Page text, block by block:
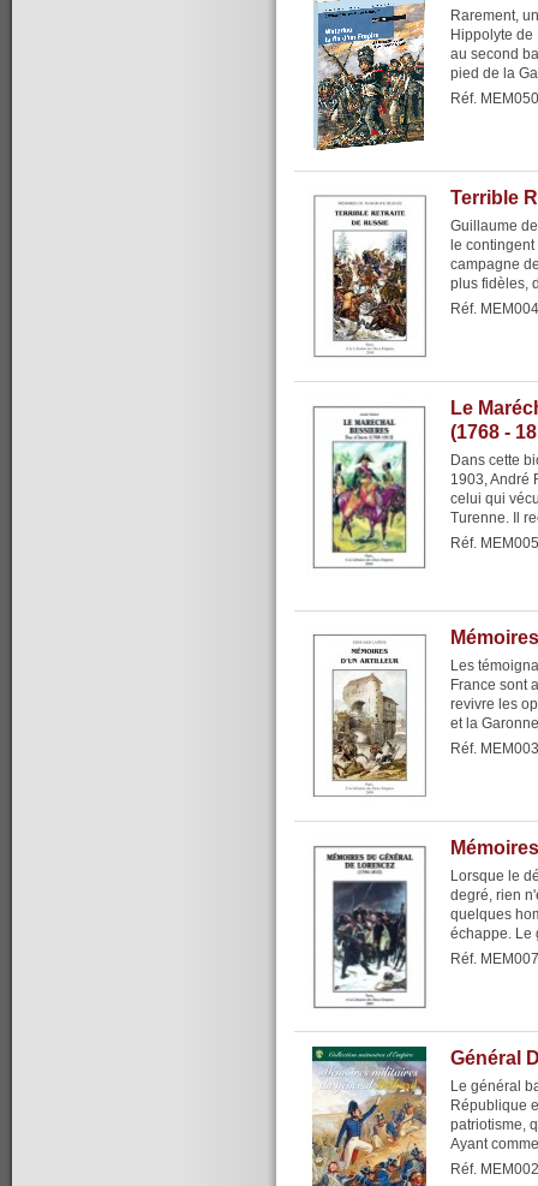
Rarement,
Hippolyte
au second
pied de la
Réf. MEM050
Terrible
Guillaume
le
campagne
plus fidèles,
Réf. MEM004
Le
(1768 -
Dans cette
1903, André
celui qui
Turenne. Il
Réf. MEM005
Les
France sont
revivre les
et la
Réf. MEM003
Lorsque le
degré, rien
quelques
échappe. Le
Réf. MEM007
Général
Le général
République
patriotisme,
Ayant
Réf. MEM002